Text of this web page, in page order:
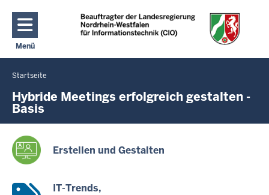
Direkt zum Inhalt
Menü
Navigation aktivieren/deaktivieren: Hauptmenü
Sie
befinden
sich
hier
Startseite
Hybride Meetings erfolgreich gestalten -
Basis
Erstellen und Gestalten
IT-Trends